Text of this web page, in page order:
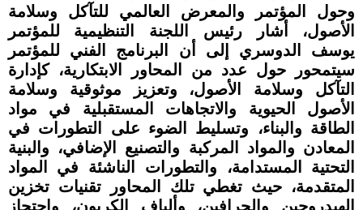
وحول المؤتمر والمعرض العالمي للتآكل وسلامة
الأصول، أشار رئيس اللجنة التنظيمية للمؤتمر
يوسف الدوسري إلى أن البرنامج الفني للمؤتمر
سيتمحور حول عدد من المحاور الابتكارية، كإدارة
التآكل وسلامة الأصول، وتعزيز موثوقية وسلامة
الأصول الحيوية والاتجاهات المستقبلية في مواد
الطاقة والبناء، وتسليط الضوء على التطورات في
المعادن والمواد المركبة والتصنيع الإضافي، والبنية
التحتية المستدامة، والتطورات الناشئة في المواد
المتقدمة، حيث تغطي تلك المحاور تقنيات تخزين
الهيدروجين والجرافين، وألياف الكربون، واحتجاز